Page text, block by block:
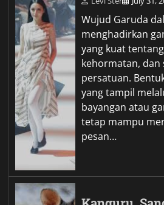
Wujud Garuda
menghadirkan
yang kuat
kehormatan, dan
persatuan.
yang tampil
bayangan atau
tetap mampu
pesan…